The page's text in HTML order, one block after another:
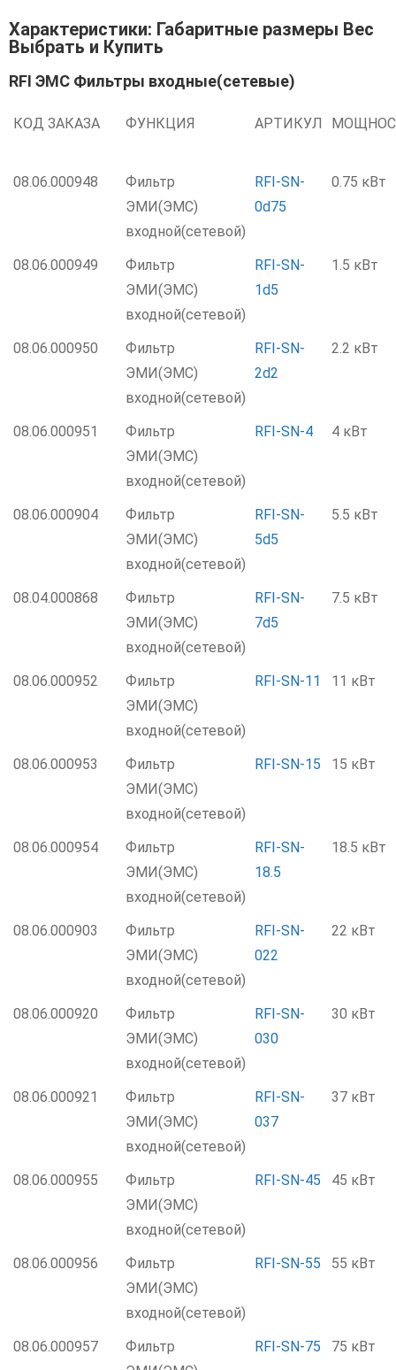
Характеристики: Габаритные размеры Вес
Выбрать и Купить
RFI ЭМС Фильтры входные(сетевые)
КОД ЗАКАЗА ФУНКЦИЯ АРТИКУЛ
08.06.000948
Фильтр
ЭМИ(ЭМС)
входной(сетевой)
RFI-SN-
0d75
0.75 кВт
08.06.000949
Фильтр
ЭМИ(ЭМС)
входной(сетевой)
RFI-SN-
1d5
1.5 кВт
08.06.000950
Фильтр
ЭМИ(ЭМС)
входной(сетевой)
RFI-SN-
2d2
2.2 кВт
08.06.000951
Фильтр
ЭМИ(ЭМС)
входной(сетевой)
RFI-SN-4 4 кВт
08.06.000904
Фильтр
ЭМИ(ЭМС)
входной(сетевой)
RFI-SN-
5d5
5.5 кВт
08.04.000868
Фильтр
ЭМИ(ЭМС)
входной(сетевой)
RFI-SN-
7d5
7.5 кВт
08.06.000952
Фильтр
ЭМИ(ЭМС)
входной(сетевой)
RFI-SN-11 11 кВт
08.06.000953
Фильтр
ЭМИ(ЭМС)
входной(сетевой)
RFI-SN-15 15 кВт
08.06.000954
Фильтр
ЭМИ(ЭМС)
входной(сетевой)
RFI-SN-
18.5
18.5 кВт
08.06.000903
Фильтр
ЭМИ(ЭМС)
входной(сетевой)
RFI-SN-
022
22 кВт
08.06.000920
Фильтр
ЭМИ(ЭМС)
входной(сетевой)
RFI-SN-
030
30 кВт
08.06.000921
Фильтр
ЭМИ(ЭМС)
входной(сетевой)
RFI-SN-
037
37 кВт
08.06.000955
Фильтр
ЭМИ(ЭМС)
входной(сетевой)
RFI-SN-45 45 кВт
08.06.000956
Фильтр
ЭМИ(ЭМС)
входной(сетевой)
RFI-SN-55 55 кВт
08.06.000957
Фильтр
RFI-SN-75 75 кВт